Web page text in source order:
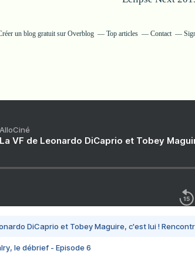
un blog gratuit sur Overblog Top articles Contact
AlloCiné
La VF de Leonardo DiCaprio et Tobey
DiCaprio et Tobey Maguire, c'est lui !
le débrief - Episode 6